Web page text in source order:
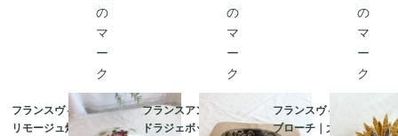
フランスヴィンテージ
リモージュ焼き ボンボ
フランスアンティーク
ドラジェボックス | 幸
フランスヴィンテージ
ブローチ｜大輪ひまわ